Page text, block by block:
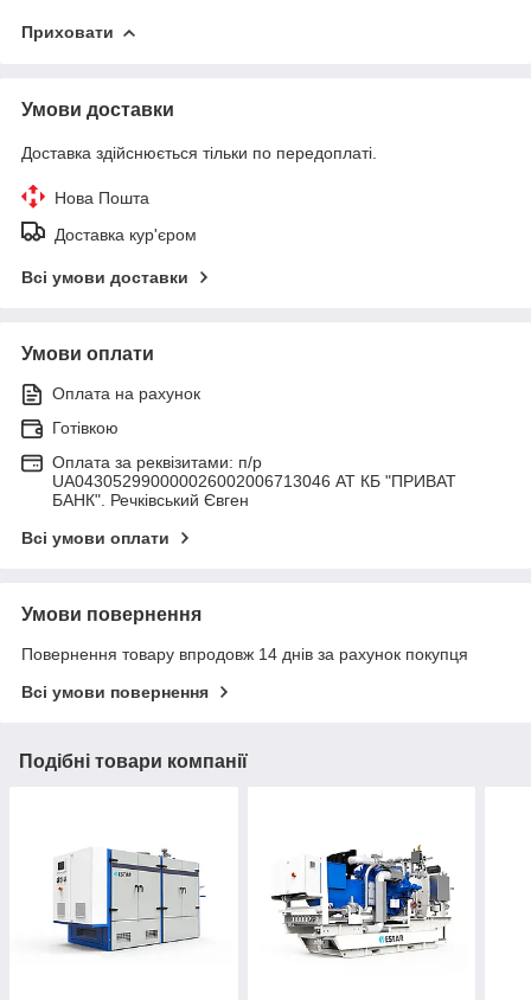
Приховати
Умови доставки
Доставка здійснюється тільки по передоплаті.
Нова Пошта
Доставка кур'єром
Всі умови доставки
Умови оплати
Оплата на рахунок
Готівкою
Оплата за реквізитами: п/р
UA043052990000026002006713046 АТ КБ "ПРИВАТ
БАНК". Речківський Євген
Всі умови оплати
Умови повернення
Повернення товару впродовж 14 днів за рахунок покупця
Всі умови повернення
Подібні товари компанії